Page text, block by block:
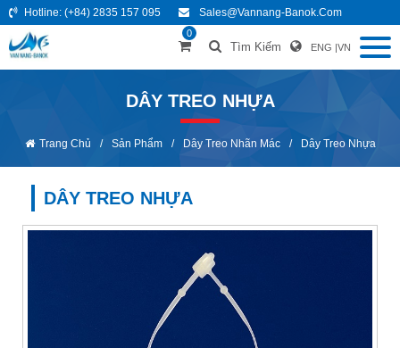
Hotline: (+84) 2835 157 095 Sales@vannang-Banok.com
0
Tìm Kiếm ENG |VN
DÂY TREO NHỰA
Trang Chủ / Sản Phẩm / Dây Treo Nhãn Mác / Dây Treo Nhựa
DÂY TREO NHỰA